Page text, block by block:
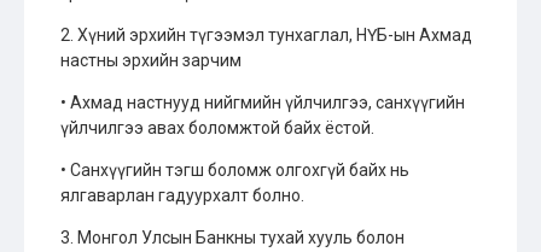
2. Хүний эрхийн түгээмэл тунхаглал, НҮБ-ын Ахмад
настны эрхийн зарчим
• Ахмад настнууд нийгмийн үйлчилгээ, санхүүгийн
үйлчилгээ авах боломжтой байх ёстой.
• Санхүүгийн тэгш боломж олгохгүй байх нь
ялгаварлан гадуурхалт болно.
3. Монгол Улсын Банкны тухай хууль болон